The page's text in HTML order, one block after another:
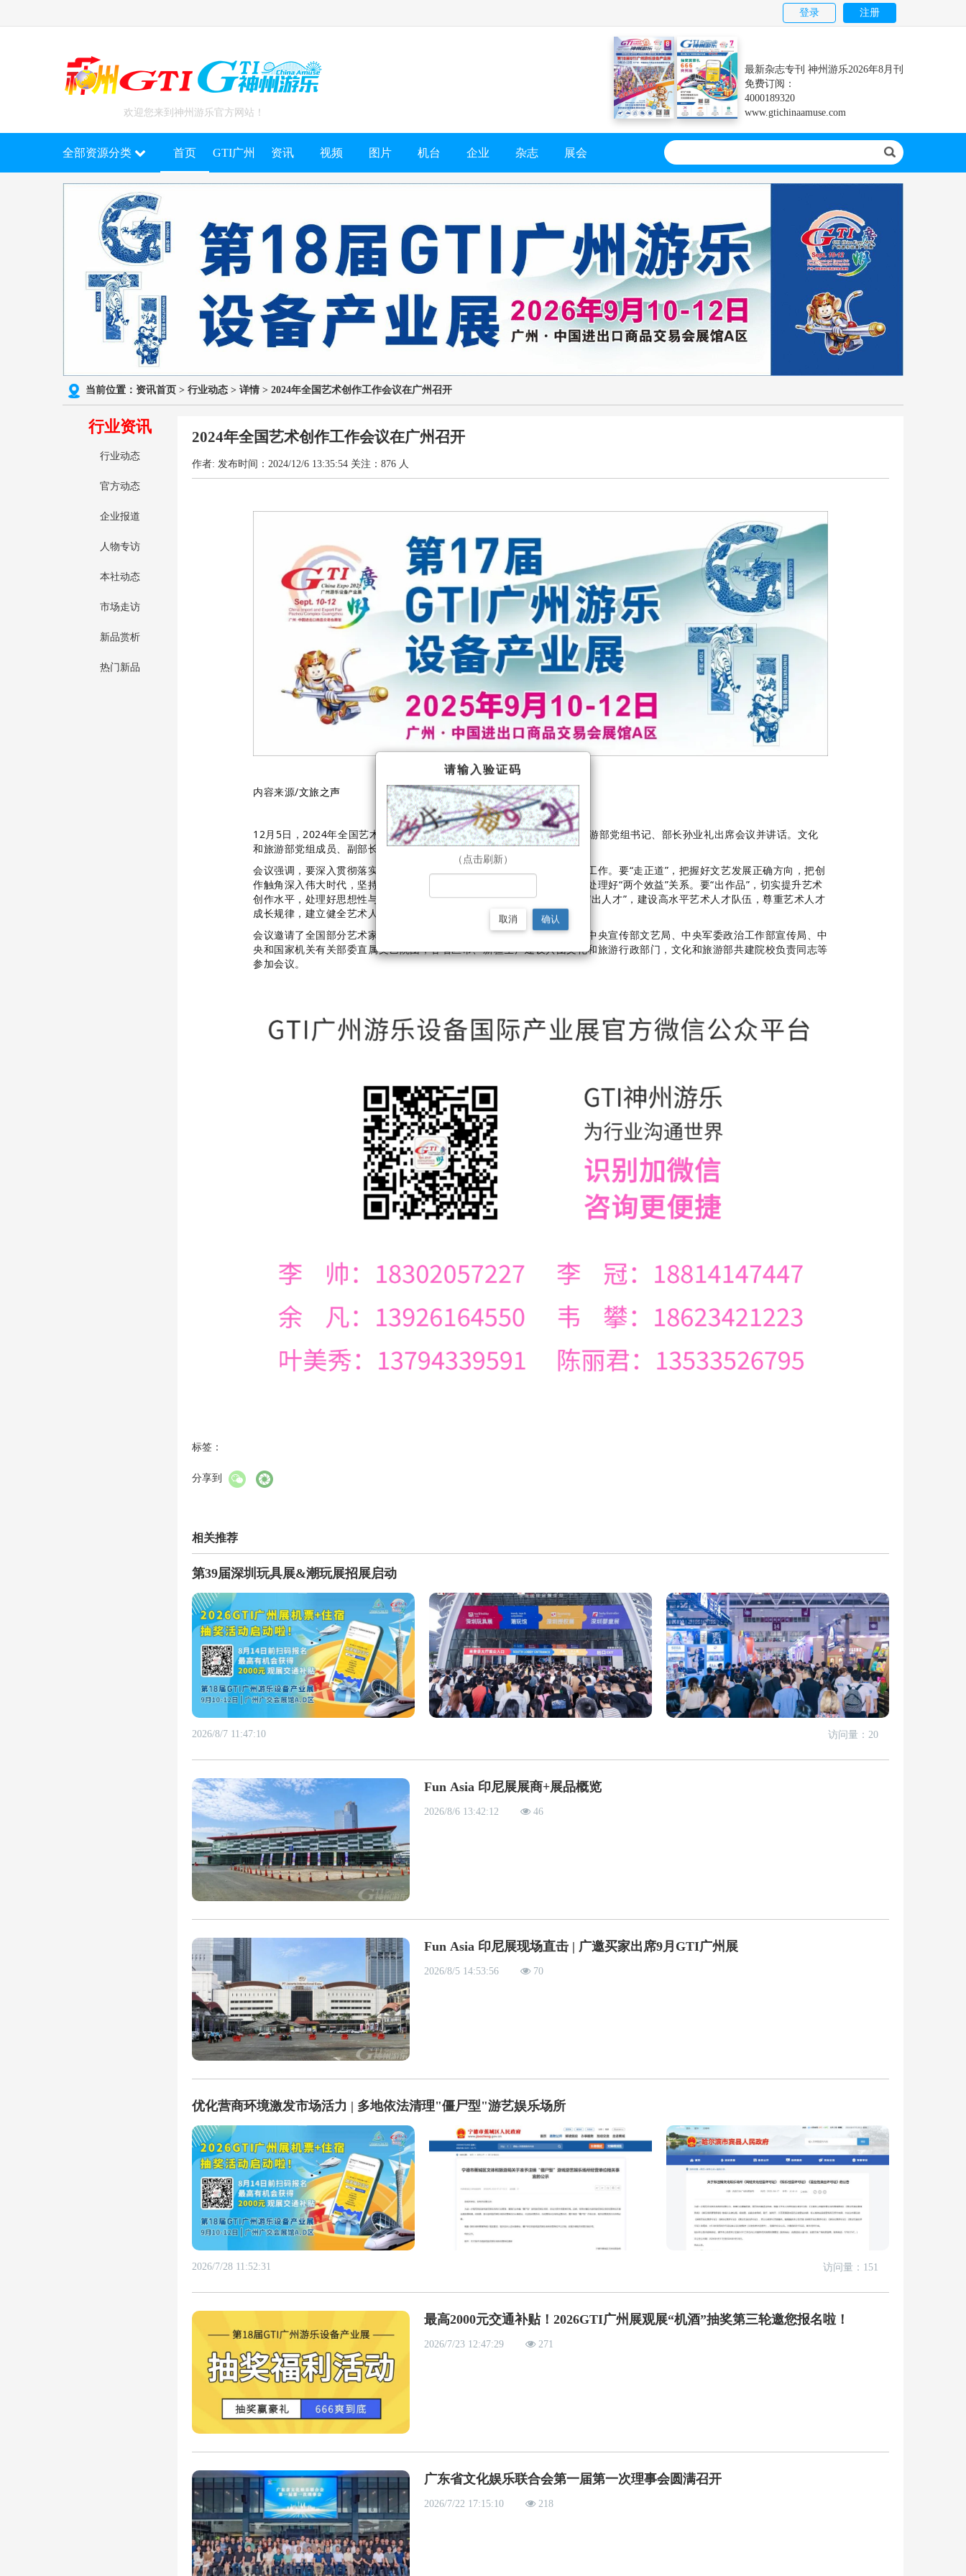
登录 注册
欢迎您来到神州游乐官方网站！
最新杂志专刊 神州游乐2026年8月刊
免费订阅：
4000189320
www.gtichinaamuse.com
全部资源分类 首页 GTI广州 资讯 视频 图片 机台 企业 杂志 展会
当前位置： 资讯首页 > 行业动态 > 详情 > 2024年全国艺术创作工作会议在广州召开
行业资讯
行业动态
官方动态
企业报道
人物专访
本社动态
市场走访
新品赏析
热门新品
2024年全国艺术创作工作会议在广州召开
作者: 发布时间：2024/12/6 13:35:54 关注：876 人
内容来源/文旅之声
12月5日，2024年全国艺术创作工作会议在广东省广州市召开。文化和旅游部党组书记、部长孙业礼出席会议并讲话。文化
和旅游部党组成员、副部长卢映川，广东省副省长刘红兵出席会议。
会议强调，要深入贯彻落实习近平文化思想，扎实做好文艺创作生产各项工作。要“走正道”，把握好文艺发展正确方向，把创
作触角深入伟大时代，坚持以人民为中心的创作导向，把好意识形态关、处理好“两个效益”关系。要“出作品”，切实提升艺术
创作水平，处理好思想性与艺术性的关系，改进艺术表达的方式方法。要“出人才”，建设高水平艺术人才队伍，尊重艺术人才
成长规律，建立健全艺术人才选拔、培养、使用、评价机制。
会议邀请了全国部分艺术家开展座谈交流，并分享创作心得和工作经验。中央宣传部文艺局、中央军委政治工作部宣传局、中
央和国家机关有关部委直属文艺院团，各省区市、新疆生产建设兵团文化和旅游行政部门，文化和旅游部共建院校负责同志等
参加会议。
标签：
分享到
相关推荐
第39届深圳玩具展&潮玩展招展启动
2026/8/7 11:47:10 访问量：20
Fun Asia 印尼展展商+展品概览
2026/8/6 13:42:12 46
Fun Asia 印尼展现场直击 | 广邀买家出席9月GTI广州展
2026/8/5 14:53:56 70
优化营商环境激发市场活力 | 多地依法清理"僵尸型"游艺娱乐场所
2026/7/28 11:52:31 访问量：151
最高2000元交通补贴！2026GTI广州展观展“机酒”抽奖第三轮邀您报名啦！
2026/7/23 12:47:29 271
广东省文化娱乐联合会第一届第一次理事会圆满召开
2026/7/22 17:15:10 218
请输入验证码
（点击刷新）
取消 确认